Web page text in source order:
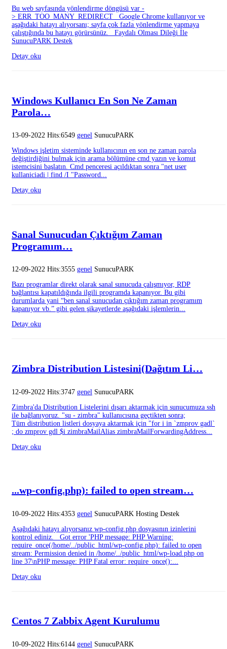
Bu web sayfasında yönlendirme döngüsü var -
> ERR_TOO_MANY_REDIRECT Google Chrome kullanıyor ve
aşağıdaki hatayı alıyorsanı; sayfa çok fazla yönlendirme yapmaya
çalıştığında bu hatayı görürsünüz. Faydalı Olması Dileği İle
SunucuPARK Destek
Detay oku
Windows Kullanıcı En Son Ne Zaman
Parola…
13-09-2022 Hits:6549 genel SunucuPARK
Windows işletim sisteminde kullanıcının en son ne zaman parola
değiştirdiğini bulmak için arama bölümüne cmd yazın ve komut
istemcisini başlatın. Cmd penceresi açıldıktan sonra "net user
kullaniciadi | find /I "Password...
Detay oku
Sanal Sunucudan Çıktığım Zaman
Programım…
12-09-2022 Hits:3555 genel SunucuPARK
Bazı programlar direkt olarak sanal sunucuda çalışmıyor, RDP
bağlantısı kapatıldığında ilgili programda kapanıyor. Bu gibi
durumlarda yani “ben sanal sunucudan çıktığım zaman programım
kapanıyor vb.” gibi gelen şikayetlerde aşağıdaki işlemlerin...
Detay oku
Zimbra Distribution Listesini(Dağıtım Li…
12-09-2022 Hits:3747 genel SunucuPARK
Zimbra'da Distribution Listelerini dışarı aktarmak için sunucumuza ssh
ile bağlanıyoruz. "su - zimbra" kullanıcısına geçtikten sonra;
Tüm distribution listleri dosyaya aktarmak için "for i in `zmprov gadl`
; do zmprov gdl $i zimbraMailAlias zimbraMailForwardingAddress...
Detay oku
...wp-config.php): failed to open stream…
10-09-2022 Hits:4353 genel SunucuPARK Hosting Destek
Aşağıdaki hatayı alıyorsanız wp-config.php dosyasının izinlerini
kontrol ediniz. Got error 'PHP message: PHP Warning:
require_once(/home/../public_html/wp-config.php): failed to open
stream: Permission denied in /home/../public_html/wp-load.php on
line 37\nPHP message: PHP Fatal error: require_once():...
Detay oku
Centos 7 Zabbix Agent Kurulumu
10-09-2022 Hits:6144 genel SunucuPARK